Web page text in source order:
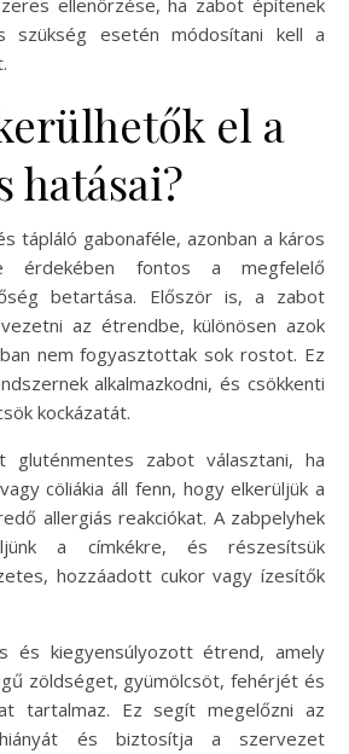
ellenőrzése, ha zabot építenek
szükség esetén módosítani kell a
el a
hatásai?
tápláló gabonaféle, azonban a káros
érdekében fontos a megfelelő
betartása. Először is, a zabot
az étrendbe, különösen azok
nem fogyasztottak sok rostot. Ez
alkalmazkodni, és csökkenti
kockázatát.
gluténmentes zabot választani, ha
cöliákia áll fenn, hogy elkerüljük a
allergiás reakciókat. A zabpelyhek
a címkékre, és részesítsük
hozzáadott cukor vagy ízesítők
és kiegyensúlyozott étrend, amely
zöldséget, gyümölcsöt, fehérjét és
tartalmaz. Ez segít megelőzni az
és biztosítja a szervezet